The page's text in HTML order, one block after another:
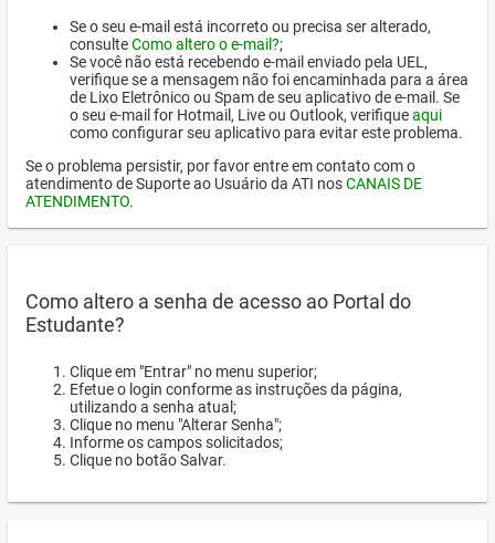
Se o seu e-mail está incorreto ou precisa ser alterado,
consulteComo altero o e-mail?;
Se você não está recebendo e-mail enviado pela UEL,
verifique se a mensagem não foi encaminhada para a área
de Lixo Eletrônico ou Spam de seu aplicativo de e-mail. Se
o seu e-mail for Hotmail, Live ou Outlook, verifiqueaqui
como configurar seu aplicativo para evitar este problema.
Se o problema persistir, por favor entre em contato com o
atendimento de Suporte ao Usuário da ATI nosCANAIS DE
ATENDIMENTO.
Como altero a senha de acesso ao Portal do
Estudante?
Clique em "Entrar" no menu superior;
Efetue o login conforme as instruções da página,
utilizando a senha atual;
Clique no menu "Alterar Senha";
Informe os campos solicitados;
Clique no botão Salvar.